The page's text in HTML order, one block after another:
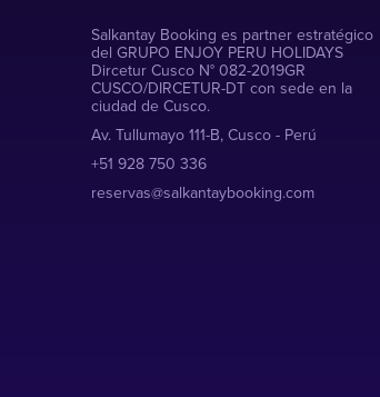
Salkantay Booking es partner estratégico
del GRUPO ENJOY PERU HOLIDAYS
Dircetur Cusco N° 082-2019GR
CUSCO/DIRCETUR-DT con sede en la
ciudad de Cusco.
Av. Tullumayo 111-B, Cusco - Perú
+51 928 750 336
reservas@salkantaybooking.com